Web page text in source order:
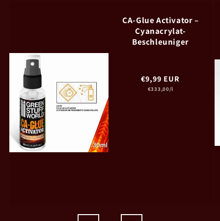
CA-Glue Activator –
Cyanacrylat-
Beschleuniger
Normaler
Preis
€9,99 EUR
Grundpreis
€333,00/l